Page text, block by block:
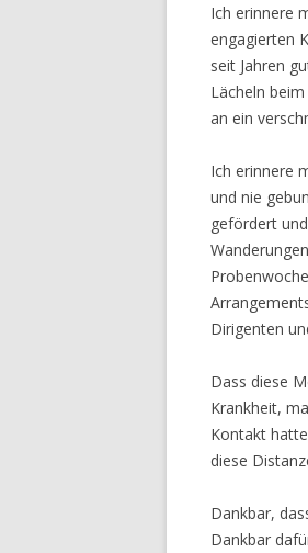
Ich erinnere
engagierten
seit Jahren
Lächeln
an ein
Ich erinnere
und nie
gefördert
Dirigenten
Dass diese
Krankheit,
Kontakt
diese
Dankbar,
Dankbar